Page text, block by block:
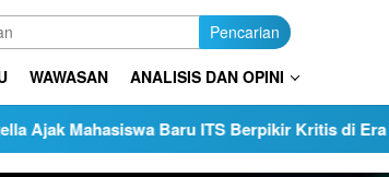
Pencarian
WAWASAN ANALISIS DAN OPINI
Baru ITS Berpikir Kritis di Era Serba AI